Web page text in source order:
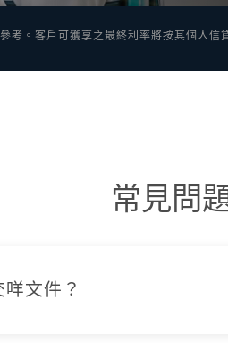
考。客戶可獲享之最終利率將按其個人
常見問
文件？